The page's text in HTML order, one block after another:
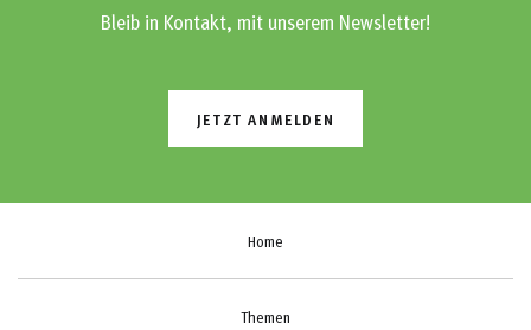
Bleib in Kontakt, mit unserem Newsletter!
JETZT ANMELDEN
Home
Themen